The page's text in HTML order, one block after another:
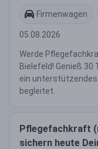
Firmenwagen
05.08.2026
Werde
Bielefeld! Genieß 30
ein unterstützendes
begleitet.
Pflegefachkraft
sichern heute